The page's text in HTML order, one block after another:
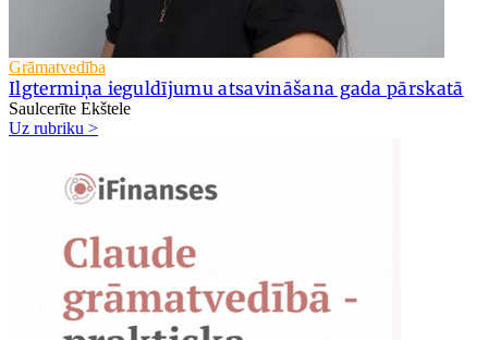
Grāmatvedība
Ilgtermiņa ieguldījumu atsavināšana gada pārskatā
Saulcerīte Ekštele
Uz rubriku >